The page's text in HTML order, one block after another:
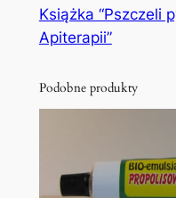
Książka “Pszczeli
Apiterapii”
Podobne produkty